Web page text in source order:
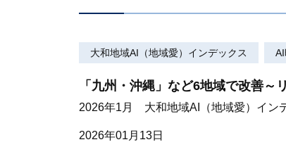
大和地域AI（地域愛）インデックス
「九州・沖縄」など6地域で改善
2026年1月 大和地域AI（地域愛）イン
2026年01月13日